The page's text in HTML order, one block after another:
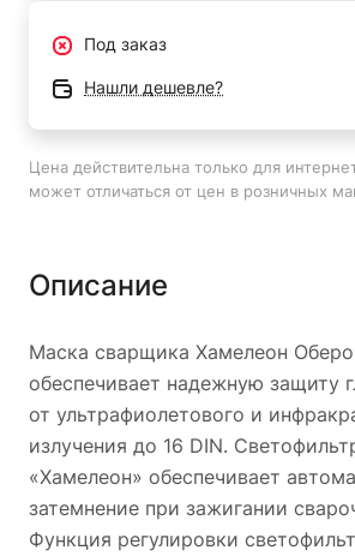
Под заказ
Нашли дешевле?
Цена действительна только для
может отличаться от цен в розничных
Описание
Маска сварщика Хамелеон
обеспечивает надежную защиту
от ультрафиолетового и
излучения до 16 DIN.
«Xамелеон» обеспечивает
затемнение при зажигании
Функция регулировки